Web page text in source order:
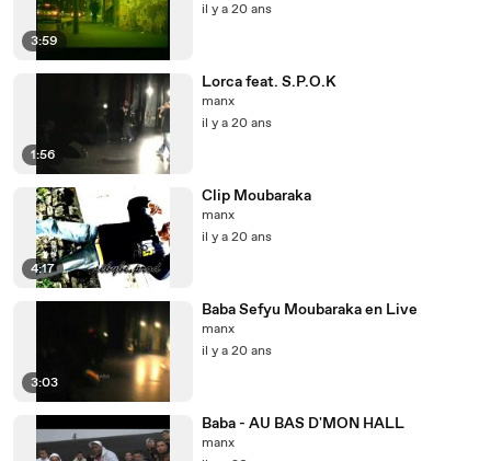
3:59
il y a 20 ans
1:56
Lorca feat. S.P.O.K
manx
il y a 20 ans
4:17
Clip Moubaraka
manx
il y a 20 ans
3:03
Baba Sefyu Moubaraka en Live
manx
il y a 20 ans
Baba - AU BAS D'MON HALL
manx